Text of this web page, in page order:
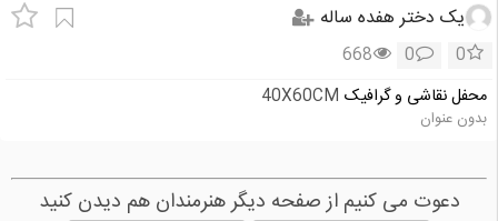
یک دختر هفده ساله
0
0
668
محفل نقاشی و گرافیک 40X60CM
بدون عنوان
دعوت می کنیم از صفحه دیگر هنرمندان هم دیدن کنید